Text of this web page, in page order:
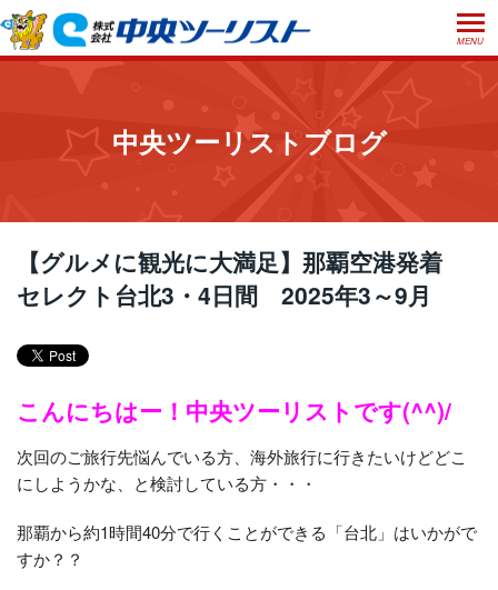
MENU
ご利用案内
お受取り方法について
プライバシーポリシー
ご旅行条件書 会社概要 採用情報
中央ツーリストブログ
【グルメに観光に大満足】那覇空港発着
セレクト台北3・4日間 2025年3～9月
こんにちはー！中央ツーリストです(^^)/
次回のご旅行先悩んでいる方、海外旅行に行きたいけどどこ
にしようかな、と検討している方・・・
那覇から約1時間40分で行くことができる「台北」はいかがで
すか？？